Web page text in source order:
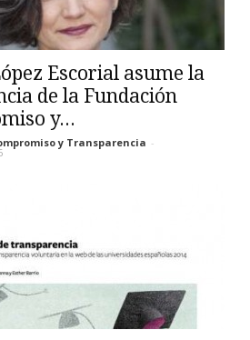
Escorial asume la
de la Fundación
y...
y Transparencia -